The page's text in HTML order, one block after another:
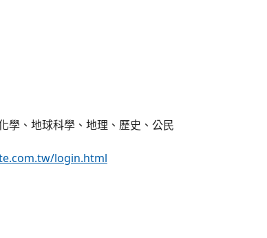
學、地球科學、地理、歷史、公民
login.html